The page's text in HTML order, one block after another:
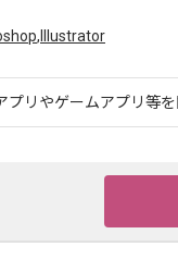
, Illustrator
プリやゲームアプリ等